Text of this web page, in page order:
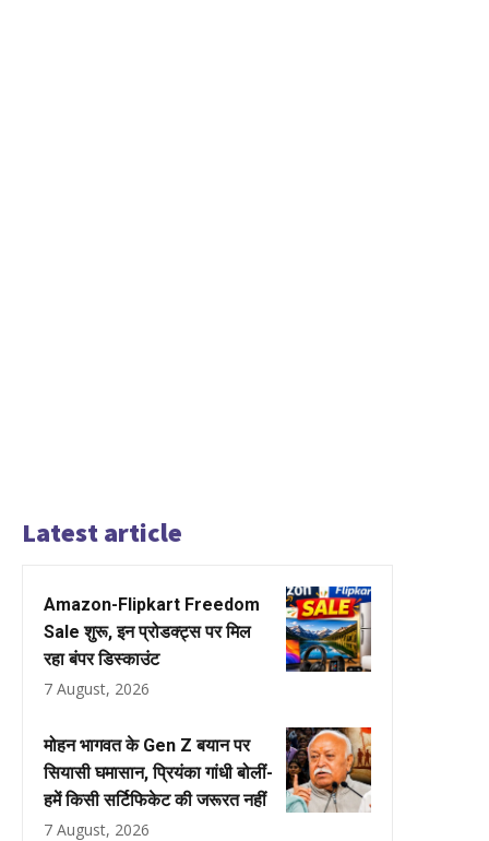
Latest article
Amazon-Flipkart Freedom
Sale शुरू, इन प्रोडक्ट्स पर मिल
रहा बंपर डिस्काउंट
7 August, 2026
मोहन भागवत के Gen Z बयान पर
सियासी घमासान, प्रियंका गांधी बोलीं-
हमें किसी सर्टिफिकेट की जरूरत नहीं
7 August, 2026